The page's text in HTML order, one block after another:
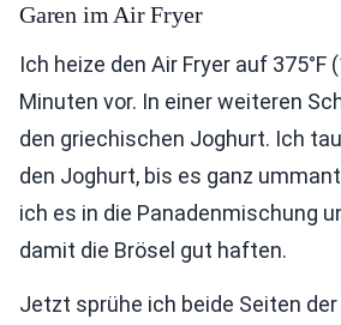
Garen im Air Fryer
Ich heize den Air Fryer auf 375°F
Minuten vor. In einer weiteren
den griechischen Joghurt. Ich
den Joghurt, bis es ganz
ich es in die Panadenmischung
damit die Brösel gut haften.
Jetzt sprühe ich beide Seiten